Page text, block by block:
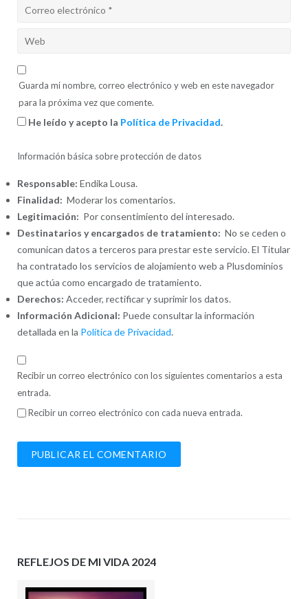
Guarda mi nombre, correo electrónico y web en este navegador
para la próxima vez que comente.
He leído y acepto la Política de Privacidad.
Información básica sobre protección de datos
Responsable: Endika Lousa.
Finalidad: Moderar los comentarios.
Legitimación: Por consentimiento del interesado.
Destinatarios y encargados de tratamiento: No se ceden o
comunican datos a terceros para prestar este servicio. El Titular
ha contratado los servicios de alojamiento web a Plusdominios
que actúa como encargado de tratamiento.
Derechos: Acceder, rectificar y suprimir los datos.
Información Adicional: Puede consultar la información
detallada en la Política de Privacidad.
Recibir un correo electrónico con los siguientes comentarios a esta
entrada.
Recibir un correo electrónico con cada nueva entrada.
REFLEJOS DE MI VIDA 2024